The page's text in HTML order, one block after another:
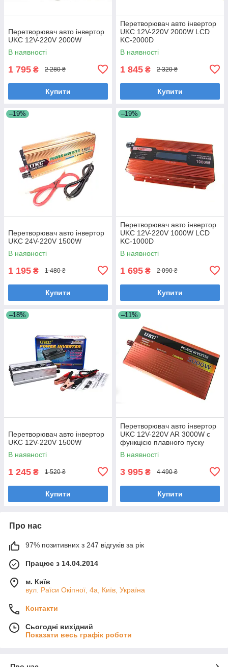
Перетворювач авто інвертор
UKC 12V-220V 2000W
В наявності
1 795 ₴ 2 280 ₴
Купити
Перетворювач авто інвертор
UKC 12V-220V 2000W LCD
KC-2000D
В наявності
1 845 ₴ 2 320 ₴
Купити
–19%
Перетворювач авто інвертор
UKC 24V-220V 1500W
В наявності
1 195 ₴ 1 480 ₴
Купити
–19%
Перетворювач авто інвертор
UKC 12V-220V 1000W LCD
KC-1000D
В наявності
1 695 ₴ 2 090 ₴
Купити
–18%
Перетворювач авто інвертор
UKC 12V-220V 1500W
В наявності
1 245 ₴ 1 520 ₴
Купити
–11%
Перетворювач авто інвертор
UKC 12V-220V AR 3000W c
функцією плавного пуску
В наявності
3 995 ₴ 4 490 ₴
Купити
Про нас
97% позитивних з 247 відгуків за рік
Працює з 14.04.2014
м. Київ
вул. Раїси Окіпної, 4а, Київ, Україна
Контакти
Сьогодні вихідний
Показати весь графік роботи